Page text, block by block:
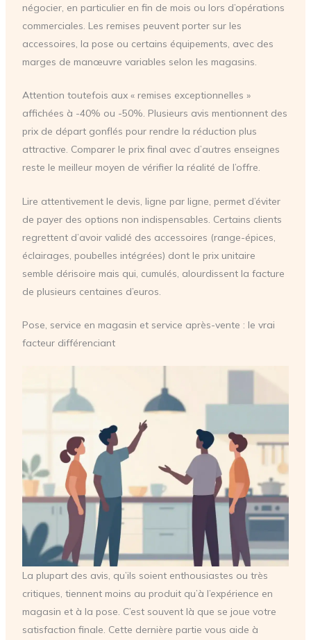
négocier, en particulier en fin de mois ou lors d’opérations
commerciales. Les remises peuvent porter sur les
accessoires, la pose ou certains équipements, avec des
marges de manœuvre variables selon les magasins.
Attention toutefois aux « remises exceptionnelles »
affichées à -40% ou -50%. Plusieurs avis mentionnent des
prix de départ gonflés pour rendre la réduction plus
attractive. Comparer le prix final avec d’autres enseignes
reste le meilleur moyen de vérifier la réalité de l’offre.
Lire attentivement le devis, ligne par ligne, permet d’éviter
de payer des options non indispensables. Certains clients
regrettent d’avoir validé des accessoires (range-épices,
éclairages, poubelles intégrées) dont le prix unitaire
semble dérisoire mais qui, cumulés, alourdissent la facture
de plusieurs centaines d’euros.
Pose, service en magasin et service après-vente : le vrai
facteur différenciant
La plupart des avis, qu’ils soient enthousiastes ou très
critiques, tiennent moins au produit qu’à l’expérience en
magasin et à la pose. C’est souvent là que se joue votre
satisfaction finale. Cette dernière partie vous aide à